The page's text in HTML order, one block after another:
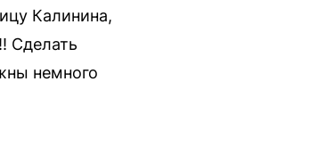
Калинина,
Сделать
немного